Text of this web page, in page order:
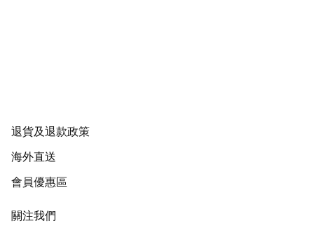
退貨及退款政策
海外直送
會員優惠區
關注我們